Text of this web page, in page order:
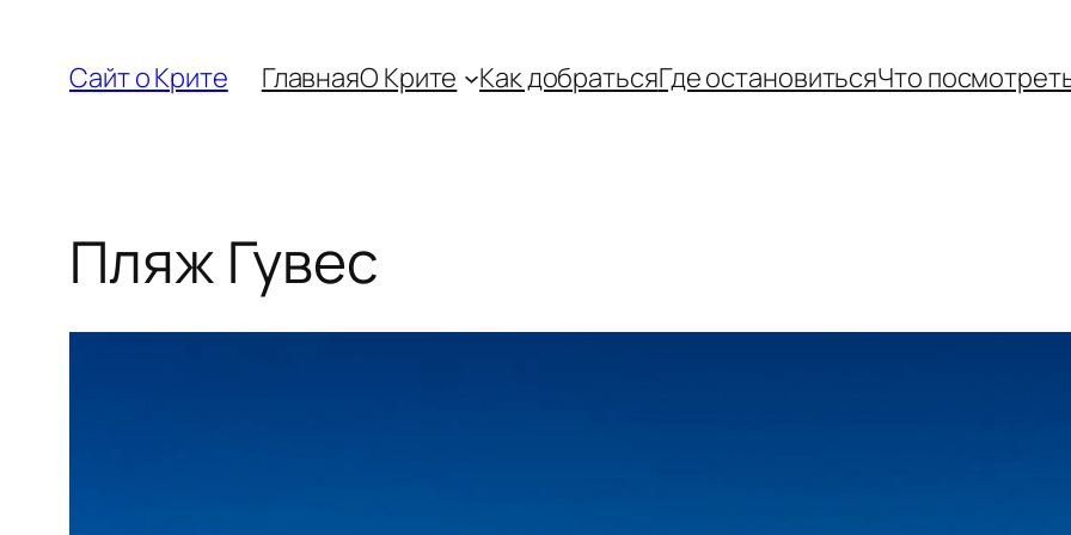
содержимому
Сайт о Крите ГлавнаяО Крите Как добратьсяГде остановитьсяЧто
Пляж Гувес